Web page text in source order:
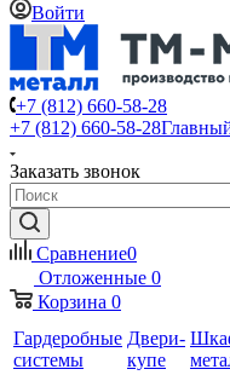
Войти
+7 (812) 660-58-28
+7 (812) 660-58-28
Заказать звонок
Сравнение0
Отложенные 0
Корзина 0
Гардеробные
системы
Двери-
купе